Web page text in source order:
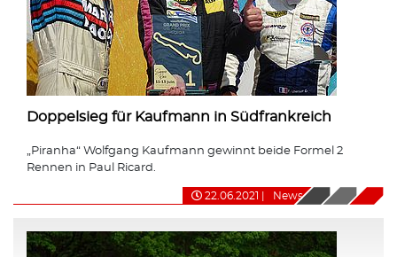
Doppelsieg für Kaufmann in Südfrankreich
„Piranha“ Wolfgang Kaufmann gewinnt beide Formel 2
Rennen in Paul Ricard.
22.06.2021 News